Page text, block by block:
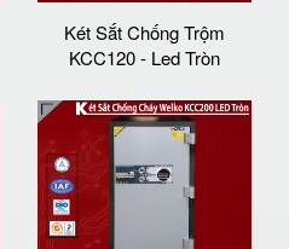
Két Sắt Chống Trộm
KCC120 - Led Tròn